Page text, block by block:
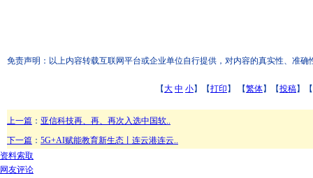
免责声明：以上内容转载互联网平台或企业单位自行提供，对内容的真实性、准
【大 中 小】【打印 】 【繁体】【投稿】【
上一篇 ： 亚信科技再、再、再次入选中国软..
下一篇 ： 5G+AI赋能教育新生态丨连云港连云..
资料索取
网友评论